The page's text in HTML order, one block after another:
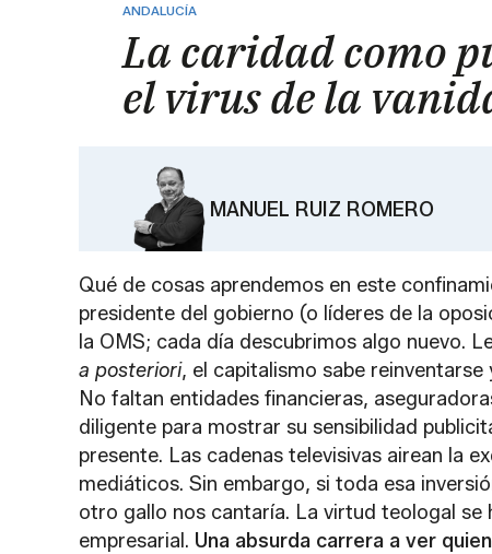
ANDALUCÍA
La caridad como
el virus de la
MANUEL RUIZ ROMERO
Qué de cosas aprendemos en este
presidente del gobierno (o líderes de la
la OMS; cada día descubrimos algo nuevo.
a posteriori, el capitalismo sabe
No faltan entidades financieras,
diligente para mostrar su sensibilidad
presente. Las cadenas televisivas airean la
mediáticos. Sin embargo, si toda esa
otro gallo nos cantaría. La virtud teologal
empresarial. Una absurda carrera a ver